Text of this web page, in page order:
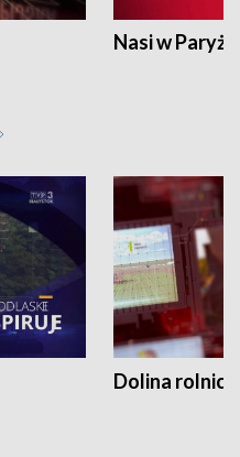
Nasi w Paryżu
Dolina